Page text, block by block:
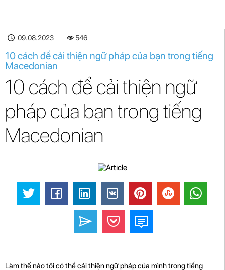
09.08.2023 546
10 cách để cải thiện ngữ pháp của bạn trong tiếng
Macedonian
10 cách để cải thiện ngữ
pháp của bạn trong tiếng
Macedonian
Làm thế nào tôi có thể cải thiện ngữ pháp của mình trong tiếng